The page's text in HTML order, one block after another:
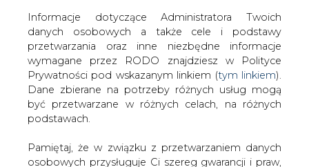
Informacje dotyczące Administratora Twoich
danych osobowych a także cele i podstawy
przetwarzania oraz inne niezbędne informacje
wymagane przez RODO znajdziesz w Polityce
Prywatności pod wskazanym linkiem (tym linkiem).
Dane zbierane na potrzeby różnych usług mogą
być przetwarzane w różnych celach, na różnych
podstawach.
Pamiętaj, że w związku z przetwarzaniem danych
osobowych przysługuje Ci szereg gwarancji i praw,
skomentuj
udostępnij:
Most nabiera kształtu